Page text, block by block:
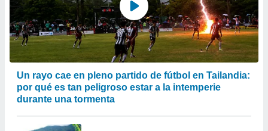
Un rayo cae en pleno partido de fútbol en Tailandia:
por qué es tan peligroso estar a la intemperie
durante una tormenta